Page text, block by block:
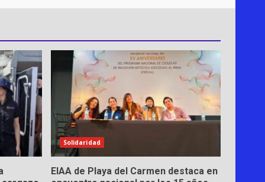
Solidaridad
EIAA de Playa del Carmen destaca en